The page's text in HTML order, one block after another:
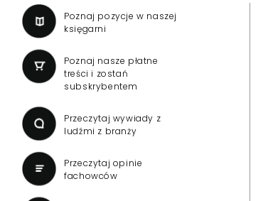
Poznaj pozycje w naszej
księgarni
Poznaj nasze płatne
treści i zostań
subskrybentem
Przeczytaj wywiady z
ludźmi z branży
Przeczytaj opinie
fachowców